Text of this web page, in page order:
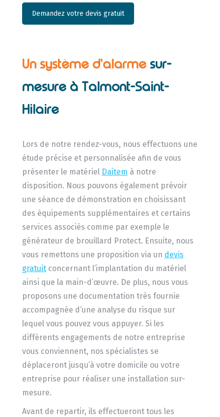
Demandez votre devis gratuit
Un système d’alarme sur-
mesure à Talmont-Saint-
Hilaire
Lors de notre rendez-vous, nous effectuons une
étude précise et personnalisée afin de vous
présenter le matériel Daitem à notre
disposition. Nous pouvons également prévoir
une séance de démonstration en choisissant
des équipements supplémentaires et certains
services associés comme par exemple le
générateur de brouillard Protect. Ensuite, nous
vous remettons une proposition via un devis
gratuitconcernant l’implantation du matériel
ainsi que la main-d’œuvre. De plus, nous vous
proposons une documentation très fournie
accompagnée d’une analyse du risque sur
lequel vous pouvez vous appuyer. Si les
différents engagements de notre entreprise
vous conviennent, nos spécialistes se
déplaceront jusqu’à votre domicile ou votre
entreprise pour réaliser une installation sur-
mesure.
Avant de repartir, ils effectueront tous les